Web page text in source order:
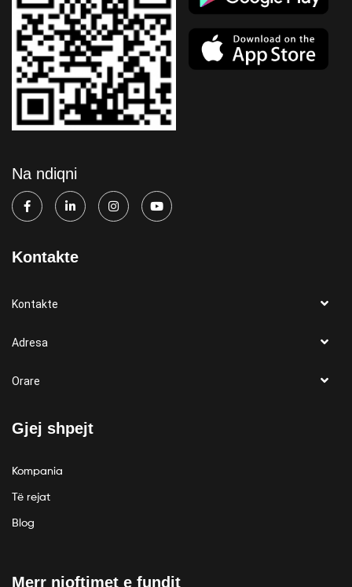
Na ndiqni
Kontakte
Kontakte
Adresa
Orare
Gjej shpejt
Kompania
Të rejat
Blog
Merr njoftimet e fundit